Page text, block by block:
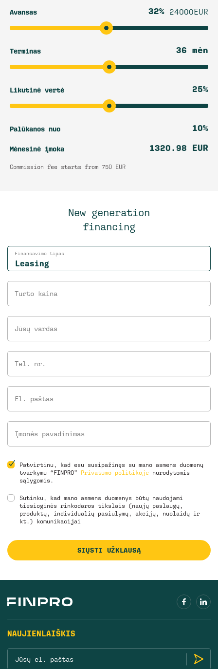
New generation
financing
Finansavimo tipas
Turto kaina
Jūsų vardas
Tel. nr.
El. paštas
Įmonės pavadinimas
Patvirtinu, kad esu susipažinęs su mano asmens duomenų
tvarkymu “FINPRO”
Privatumo politikoje nurodytomis
sąlygomis.
Sutinku, kad mano asmens duomenys būtų naudojami
tiesioginės rinkodaros tikslais (naujų paslaugų,
produktų, individualių pasiūlymų, akcijų, nuolaidų ir
kt.) komunikacijai
SIŲSTI UŽKLAUSĄ
Avansas 32% 24000EUR
Terminas 36 mėn
Likutinė vertė 25%
Palūkanos nuo 10%
Mėnesinė įmoka 1320.98 EUR
Commission fee starts from 750 EUR
NAUJIENLAIŠKIS